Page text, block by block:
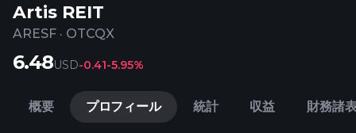
Artis REIT
ARESF · OTCQX
6.48USD-0.41-5.95%
概要 プロフィール 統計 収益 財務諸